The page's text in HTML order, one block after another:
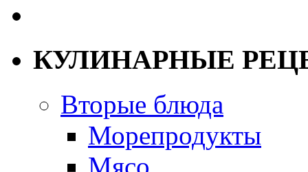
КУЛИНАРНЫЕ
Вторые блюда
Морепродукты
Мясо